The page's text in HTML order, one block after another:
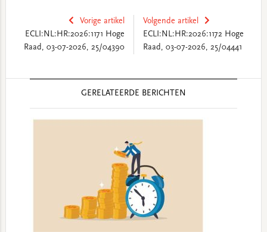
Vorige artikel
ECLI:NL:HR:2026:1171 Hoge
Raad, 03-07-2026, 25/04390
Volgende artikel
ECLI:NL:HR:2026:1172 Hoge
Raad, 03-07-2026, 25/04441
GERELATEERDE BERICHTEN